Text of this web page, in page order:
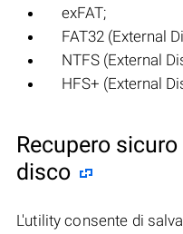
exFAT;
FAT32 (External
NTFS (External
HFS+ (External
Recupero
disco
L'utility consente di